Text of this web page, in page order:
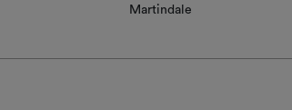
Martindale